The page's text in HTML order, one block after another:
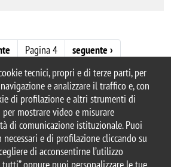
tecnici, propri e di terze parti, per
e analizzare il traffico e, con
di profilazione e altri strumenti di
mostrare video e misurare
di comunicazione istituzionale. Puoi
e di profilazione cliccando su
di acconsentirne l’utilizzo
Pagina 4 Pagina successiva
seguente ›
Università degli Studi di Milano-Bicocca
dell'Ateneo Nuovo, 1 - 20126, Milano
PEC:ateneo.bicocca@pec.unimib.it
|